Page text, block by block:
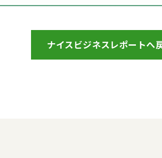
ナイスビジネスレポートへ